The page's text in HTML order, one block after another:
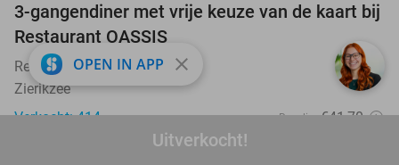
Uitverkocht!
43%
3-gangendiner met vrije keuze van de kaart bij
Restaurant OASSIS
Restaurant OASSIS 9.7star
Zierikzee
Verkocht: 414
Regulier €41,70
OPEN IN APP close